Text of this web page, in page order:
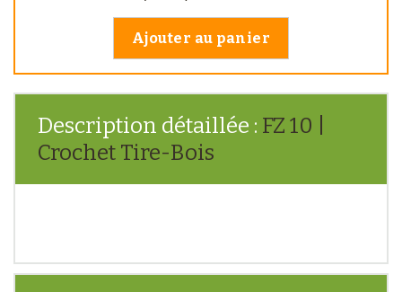
Ajouter au panier
Description détaillée : FZ 10 |
Crochet Tire-Bois